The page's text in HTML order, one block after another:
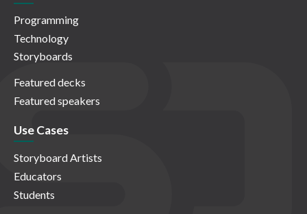
Programming
Technology
Storyboards
Featured decks
Featured speakers
Use Cases
Storyboard Artists
Educators
Students